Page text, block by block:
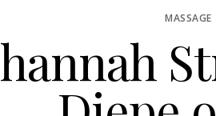
MASSAGE
hannah